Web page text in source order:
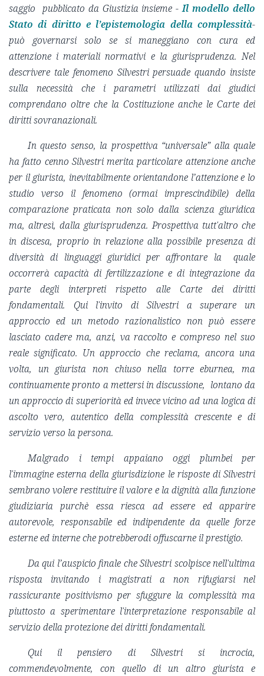
saggio pubblicato da Giustizia insieme -Il modello dello
Stato di diritto e l’epistemologia della complessità-
può governarsi solo se si maneggiano con cura ed
attenzione i materiali normativi e la giurisprudenza. Nel
descrivere tale fenomeno Silvestri persuade quando insiste
sulla necessità che i parametri utilizzati dai giudici
comprendano oltre che la Costituzione anche le Carte dei
diritti sovranazionali.
In questo senso, la prospettiva “universale” alla quale
ha fatto cenno Silvestri merita particolare attenzione anche
per il giurista, inevitabilmente orientandone l’attenzione e lo
studio verso il fenomeno (ormai imprescindibile) della
comparazione praticata non solo dalla scienza giuridica
ma, altresì, dalla giurisprudenza. Prospettiva tutt'altro che
in discesa, proprio in relazione alla possibile presenza di
diversità di linguaggi giuridici per affrontare la quale
occorrerà capacità di fertilizzazione e di integrazione da
parte degli interpreti rispetto alle Carte dei diritti
fondamentali. Qui l'invito di Silvestri a superare un
approccio ed un metodo razionalistico non può essere
lasciato cadere ma, anzi, va raccolto e compreso nel suo
reale significato. Un approccio che reclama, ancora una
volta, un giurista non chiuso nella torre eburnea, ma
continuamente pronto a mettersi in discussione, lontano da
un approccio di superiorità ed invece vicino ad una logica di
ascolto vero, autentico della complessità crescente e di
servizio verso la persona.
Malgrado i tempi appaiano oggi plumbei per
l'immagine esterna della giurisdizione le risposte di Silvestri
sembrano volere restituire il valore e la dignità alla funzione
giudiziaria purchè essa riesca ad essere ed apparire
autorevole, responsabile ed indipendente da quelle forze
esterne ed interne che potrebberodi offuscarne il prestigio.
Da qui l’auspicio finale che Silvestri scolpisce nell'ultima
risposta invitando i magistrati a non rifugiarsi nel
rassicurante positivismo per sfuggure la complessità ma
piuttosto a sperimentare l'interpretazione responsabile al
servizio della protezione dei diritti fondamentali.
Qui il pensiero di Silvestri si incrocia,
commendevolmente, con quello di un altro giurista e